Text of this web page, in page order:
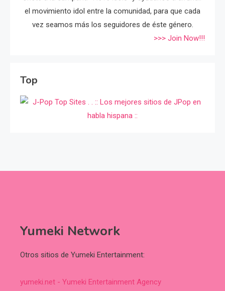
el movimiento idol entre la comunidad, para que cada
vez seamos más los seguidores de éste género.
>>> Join Now!!!
Top
Yumeki Network
Otros sitios de Yumeki Entertainment:
yumeki.net - Yumeki Entertainment Agency